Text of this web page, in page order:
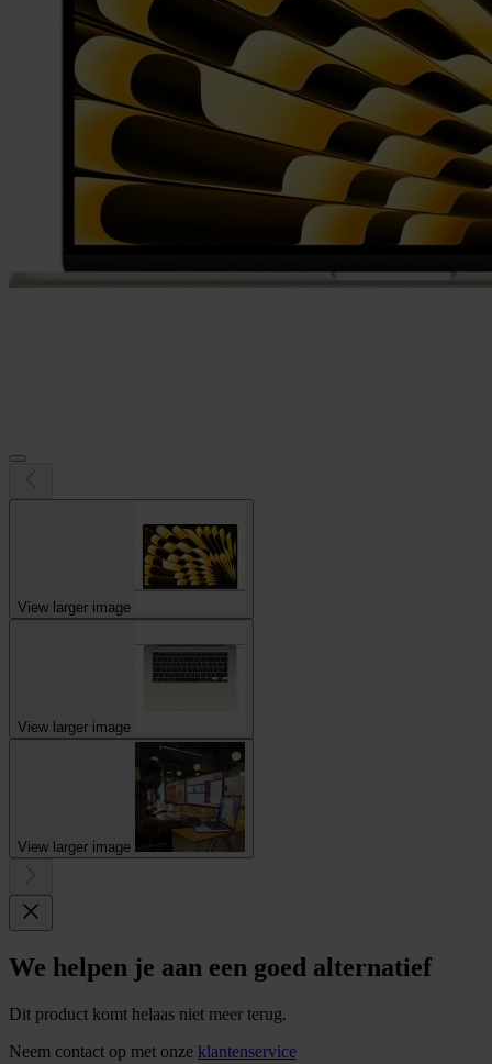
View larger image
View larger image
View larger image
We helpen je aan een goed alternatief
Dit product komt helaas niet meer terug.
Neem contact op met onze klantenservice